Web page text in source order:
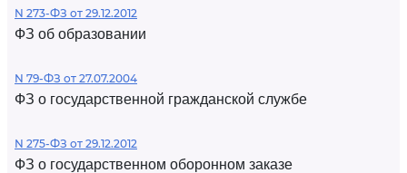
N 273-ФЗ от 29.12.2012
ФЗ об образовании
N 79-ФЗ от 27.07.2004
ФЗ о государственной гражданской службе
N 275-ФЗ от 29.12.2012
ФЗ о государственном оборонном заказе